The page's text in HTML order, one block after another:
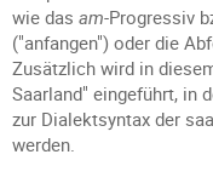
wie das am-Progressiv
("anfangen") oder die
Zusätzlich wird in
Saarland" eingeführt, in
zur Dialektsyntax der
werden.